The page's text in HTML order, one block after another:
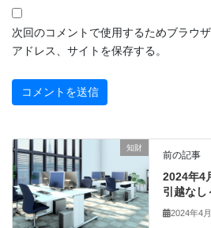
次回のコメントで使用するためブラウ
アドレス、サイトを保存する。
知財
前の記事
2024年4
引越なし
2024年4